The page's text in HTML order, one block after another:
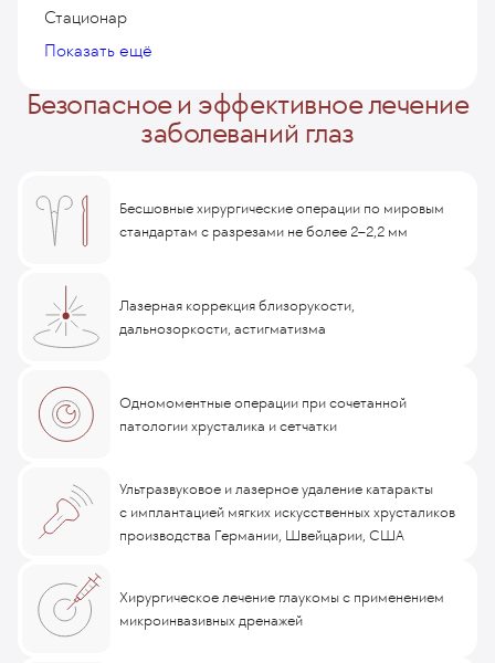
Стационар
Показать ещё
Безопасное и эффективное лечение
заболеваний глаз
Бесшовные хирургические операции по мировым
стандартам c разрезами не более 2–2,2 мм
Лазерная коррекция близорукости,
дальнозоркости, астигматизма
Одномоментные операции при сочетанной
патологии хрусталика и сетчатки
Ультразвуковое и лазерное удаление катаракты
с имплантацией мягких искусственных хрусталиков
производства Германии, Швейцарии, США
Хирургическое лечение глаукомы с применением
микроинвазивных дренажей